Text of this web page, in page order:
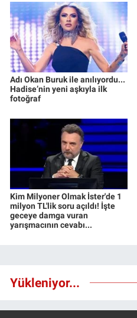
Adı Okan Buruk ile anılıyordu...
Hadise’nin yeni aşkıyla ilk
fotoğraf
Kim Milyoner Olmak İster'de 1
milyon TL'lik soru açıldı! İşte
geceye damga vuran
yarışmacının cevabı...
Yükleniyor...